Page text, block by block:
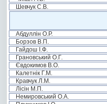
Шевчук С.В.
Абдуллін О.Р.
Борзов В.П.
Гайдош І.Ф.
Грановський О.Г.
Євдокимов В.О.
Калетнік Г.М.
Кравчук Л.М.
Лісін М.П.
Немировський О.А.